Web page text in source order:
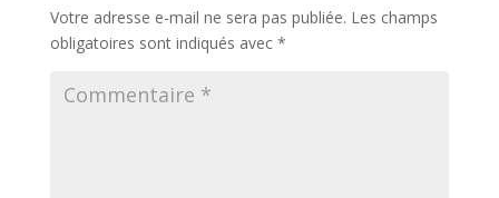
Votre adresse e-mail ne sera pas publiée. Les champs
obligatoires sont indiqués avec *